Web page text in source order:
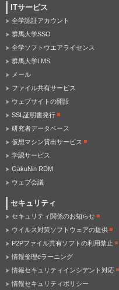
ITサービス
全学認証アカウント
群馬大学SSO
全学ソフトウエアライセンス
群馬大学LMS
メール
ファイル共有サービス
ウェブサイトの開設
SSL証明書発行
研究者データベース
仮想マシン貸出サービス
学認サービス
GakuNin RDM
ウェブ会議
セキュリティ
セキュリティ関係のお知らせ
ウイルス対策ソフトウェアの提供
P2Pファイル共有ソフトの利用禁止
情報倫理eラーニング
情報セキュリティインシデント対応
情報セキュリティポリシー